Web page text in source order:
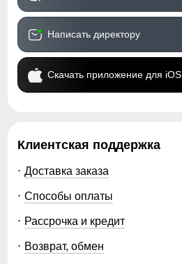
Написать директору
Скачать приложение для iOS
Клиентская поддержка
Доставка заказа
Способы оплаты
Рассрочка и кредит
Возврат, обмен